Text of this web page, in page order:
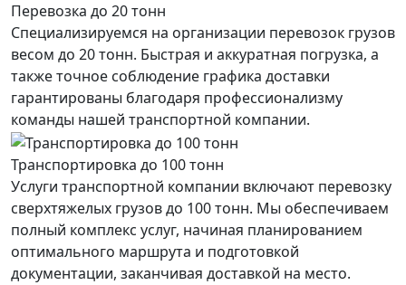
Перевозка до 20 тонн
Специализируемся на организации перевозок грузов
весом до 20 тонн. Быстрая и аккуратная погрузка, а
также точное соблюдение графика доставки
гарантированы благодаря профессионализму
команды нашей транспортной компании.
Транспортировка до 100 тонн
Услуги транспортной компании включают перевозку
сверхтяжелых грузов до 100 тонн. Мы обеспечиваем
полный комплекс услуг, начиная планированием
оптимального маршрута и подготовкой
документации, заканчивая доставкой на место.